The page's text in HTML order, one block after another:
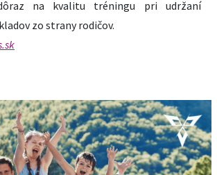
na kvalitu tréningu pri udržaní
zo strany rodičov.